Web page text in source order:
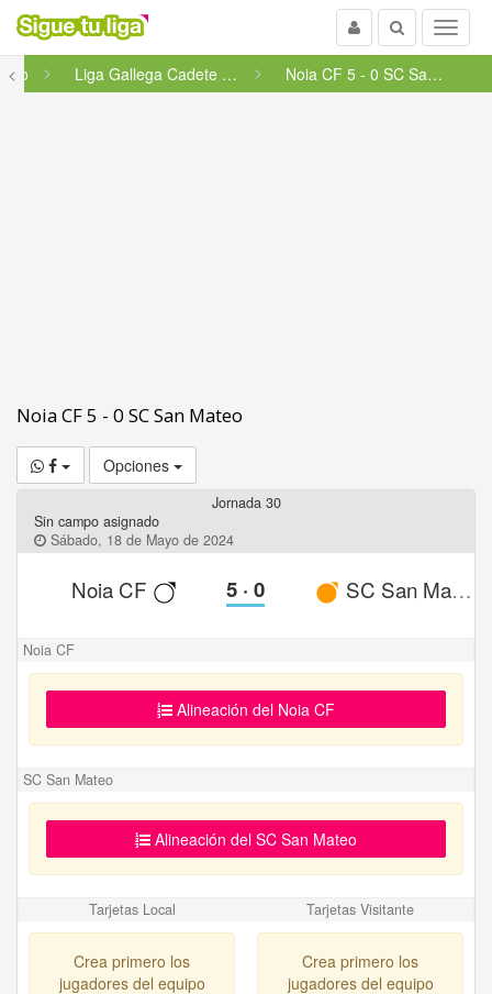
Menu
Buscar
Usuario
<
Liga Gallega Cadete Femenino -... Noia CF 5 - 0 SC San Mateo
Noia CF 5 - 0 SC San Mateo
Opciones
Jornada 30
Sin campo asignado
Sábado, 18 de Mayo de 2024
Noia CF 5 ·0 SC San Mateo
Noia CF
Alineación del Noia CF
SC San Mateo
Alineación del SC San Mateo
Tarjetas Local Tarjetas Visitante
Crea primero los
jugadores del equipo
Crea primero los
jugadores del equipo